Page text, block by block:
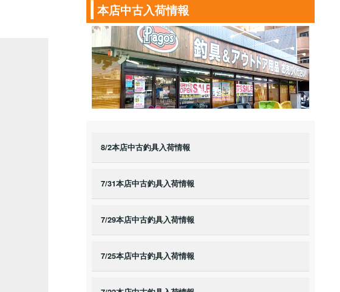
本店中古入荷情報
8/2本店中古釣具入荷情報
7/31本店中古釣具入荷情報
7/29本店中古釣具入荷情報
7/25本店中古釣具入荷情報